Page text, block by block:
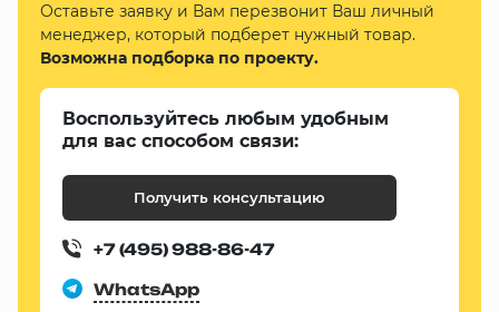
Оставьте заявку и Вам перезвонит Ваш личный
менеджер, который подберет нужный товар.
Возможна подборка по проекту.
Воспользуйтесь любым удобным
для вас способом связи:
Получить консультацию
+7 (495) 988-86-47
WhatsApp